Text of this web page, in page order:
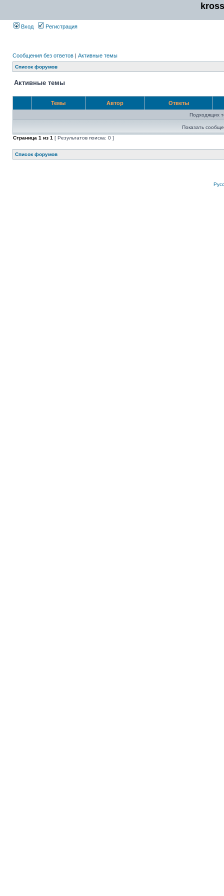
Вход Регистрация
Сообщения без ответов | Активные темы
Список форумов
Активные темы
Темы Автор Ответы
Подходящих
Показать
Страница 1 из 1 [ Результатов поиска: 0 ]
Список форумов